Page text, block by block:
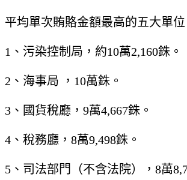
平均單次賄賂金額最高的五大單位
1、污染控制局，約10萬2,160銖。
2、海事局 ，10萬銖。
3、國貨稅廳，9萬4,667銖。
4、稅務廳，8萬9,498銖。
5、司法部門（不含法院），8萬